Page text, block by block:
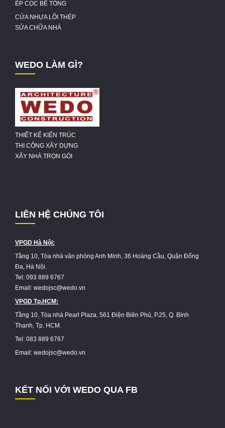
ÉP CỌC BÊ TÔNG
CỬA NHỰA LÕI THÉP
SỬA CHỮA NHÀ
WEDO LÀM GÌ?
THIẾT KẾ KIẾN TRÚC
THI CÔNG XÂY DỰNG
XÂY NHÀ TRỌN GÓI
LIÊN HỆ CHÚNG TÔI
VPGD Hà Nội:
Tầng 10, Tòa nhà văn phòng Anh Minh, 36 Hoàng Cầu, Quận Đống
Đa, Hà Nội.
Tel: 093 889 6767
Email: wedojsc@wedo.vn
VPGD Tp.HCM:
Tầng 10, Tòa nhà Pearl Plaza, 561 Điện Biên Phủ, P.25, Q. Bình
Thạnh, Tp. HCM.
Tel: 083 889 6767
Email: wedojsc@wedo.vn
KẾT NỐI VỚI WEDO QUA FB